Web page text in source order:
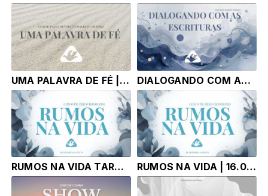
UMA PALAVRA DE FÉ | 16.07.26 | Pr. Paulo de Tarso e Marlice Carneiro DIALOGANDO COM AS ESCRITURAS | 16.07.26 | Pr Robson Pereira
RUMOS NA VIDA TARDE| 16.07.26 | Pr. Érico Rodolpho Bussinger RUMOS NA VIDA | 16.07.26 | Pr. Érico Rodolpho Bussinger